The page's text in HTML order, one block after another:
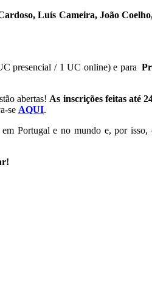
Luís Cameira, João
presencial / 1 UC online) e para
abertas! As inscrições feitas até
se AQUI.
em Portugal e no mundo e, por